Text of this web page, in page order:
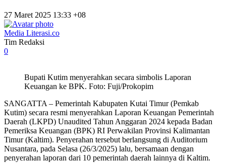
27 Maret 2025 13:33 +08
Media Literasi.co
Tim Redaksi
0
Bupati Kutim menyerahkan secara simbolis Laporan
Keuangan ke BPK. Foto: Fuji/Prokopim
SANGATTA – Pemerintah Kabupaten Kutai Timur (Pemkab
Kutim) secara resmi menyerahkan Laporan Keuangan Pemerintah
Daerah (LKPD) Unaudited Tahun Anggaran 2024 kepada Badan
Pemeriksa Keuangan (BPK) RI Perwakilan Provinsi Kalimantan
Timur (Kaltim). Penyerahan tersebut berlangsung di Auditorium
Nusantara, pada Selasa (26/3/2025) lalu, bersamaan dengan
penyerahan laporan dari 10 pemerintah daerah lainnya di Kaltim.